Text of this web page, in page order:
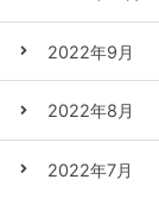
2022年9月
2022年8月
2022年7月